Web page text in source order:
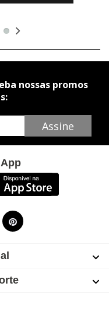
nossas promos
Assine